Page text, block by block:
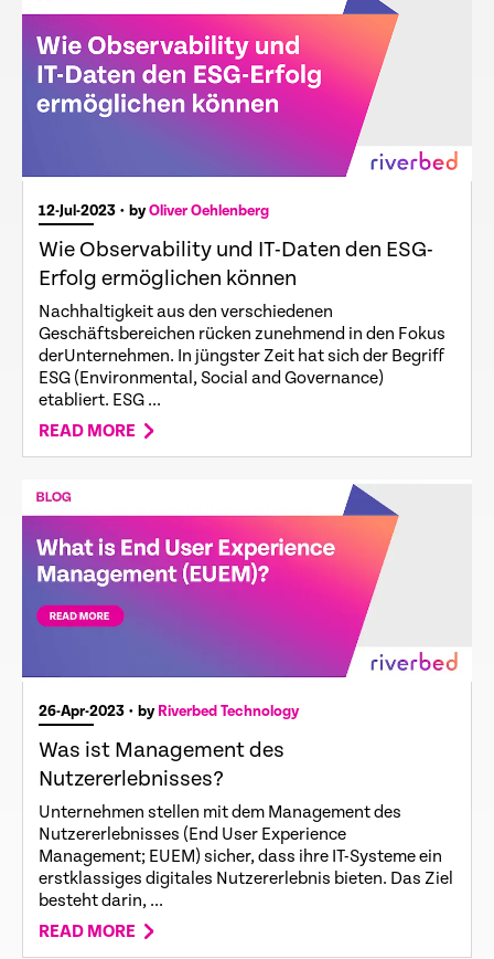
12-Jul-2023 • byOliver Oehlenberg
Wie Observability und IT-Daten den ESG-
Erfolg ermöglichen können
Nachhaltigkeit aus den verschiedenen
Geschäftsbereichen rücken zunehmend in den Fokus
derUnternehmen. In jüngster Zeit hat sich der Begriff
ESG (Environmental, Social and Governance)
etabliert. ESG ...
READ MORE
26-Apr-2023 • byRiverbed Technology
Was ist Management des
Nutzererlebnisses?
Unternehmen stellen mit dem Management des
Nutzererlebnisses (End User Experience
Management; EUEM) sicher, dass ihre IT-Systeme ein
erstklassiges digitales Nutzererlebnis bieten. Das Ziel
besteht darin, ...
READ MORE